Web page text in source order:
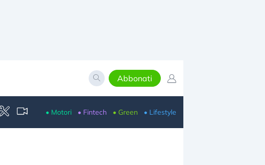
Abbonati
• Motori • Fintech • Green • Lifestyle